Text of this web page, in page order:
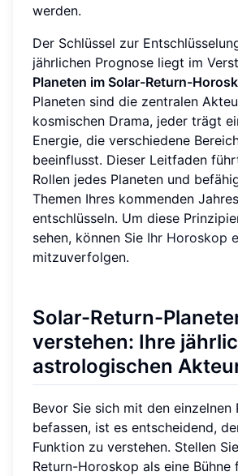
werden.
Der Schlüssel zur
jährlichen Prognose liegt im
Planeten im Solar-Return-
Planeten sind die zentralen
kosmischen Drama, jeder trägt
Energie, die verschiedene
beeinflusst. Dieser Leitfaden
Rollen jedes Planeten und
Themen Ihres kommenden
entschlüsseln. Um diese
sehen, können Sie Ihr Horoskop
mitzuverfolgen.
Solar-Return-
verstehen: Ihre
astrologischen
Bevor Sie sich mit den einzelnen
befassen, ist es entscheidend,
Funktion zu verstehen. Stellen
Return-Horoskop als eine Bühne